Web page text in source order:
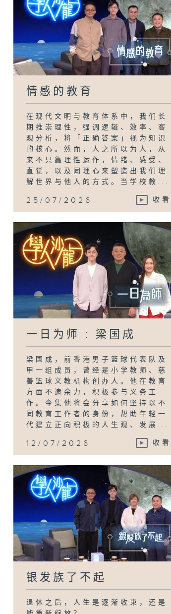
情感的教育
在现代文明与教育体系中，我们长
期推崇理性，强调逻辑、效率、客
观分析，将「正确答案」视为知识
的核心。然而，人之所以为人，从
来不只靠理性运作，情绪、感受、
直觉，以及同理心来塑造出我们理
解世界与他人的方式。当学校教...
25/07/2026 收看
一日为师 : 梁国成
梁国成，前香港男子篮球代表队及
甲一组成员，曾经是小学教师、慈
善篮球义教机构创办人。他在教育
方面不遗余力，积极参与义务工
作。今集他将会分享如何坚持以不
同教育工作者的身份，帮助年轻一
代建立正向积极的人生观、发展...
12/07/2026 收看
银发族了不起
退休之后，人生是逐渐收束，还是